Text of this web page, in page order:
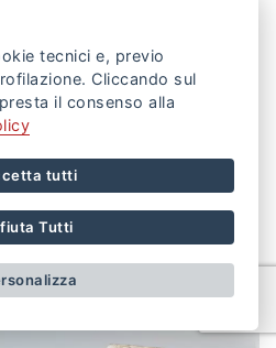
Mal Di Schiena?
quotidiano, eccessiva
di carichi t...
tecnici e, previo
Cliccando sul
il consenso alla
tutti
Tutti